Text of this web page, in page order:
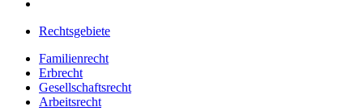
Rechtsgebiete
Familienrecht
Erbrecht
Gesellschaftsrecht
Arbeitsrecht